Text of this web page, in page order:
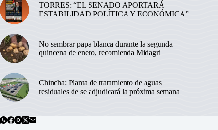
TORRES: “EL SENADO APORTARÁ
ESTABILIDAD POLÍTICA Y ECONÓMICA”
No sembrar papa blanca durante la segunda
quincena de enero, recomienda Midagri
Chincha: Planta de tratamiento de aguas
residuales de se adjudicará la próxima semana